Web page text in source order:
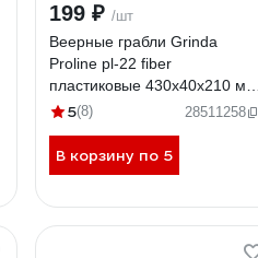
199 ₽ /шт
Веерные грабли Grinda
Proline pl-22 fiber
пластиковые 430x40x210 мм,
22 зубца, без черенка 421817
5(8) 28511258
В корзину по 5